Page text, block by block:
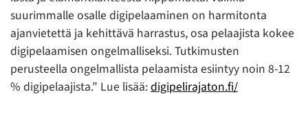
suurimmalle osalle digipelaaminen on harmitonta
ajanvietettä ja kehittävä harrastus, osa pelaajista kokee
digipelaamisen ongelmalliseksi. Tutkimusten
perusteella ongelmallista pelaamista esiintyy noin 8-12
% digipelaajista.” Lue lisää:digipelirajaton.fi/